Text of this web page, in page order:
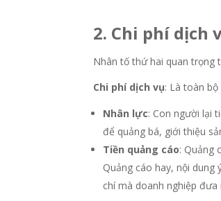
2. Chi phí dịch
Nhân tố thứ hai quan trọng
Chi phí dịch vụ: Là toàn
Nhân lực: Con người lại
để quảng bá, giới thiệu
Tiền quảng cáo: Quảng
Quảng cáo hay, nội dung
chí mà doanh nghiệp